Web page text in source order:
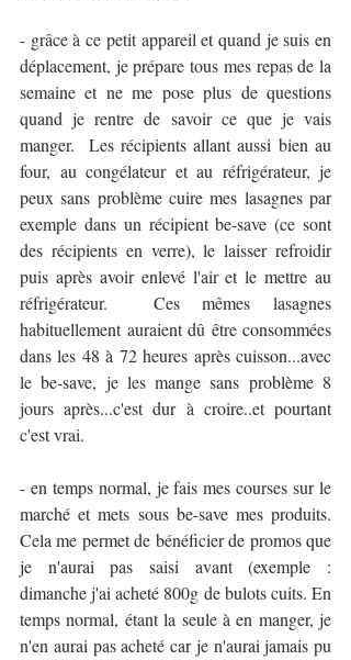
- grâce à ce petit appareil et quand je suis en
déplacement, je prépare tous mes repas de la
semaine et ne me pose plus de questions
quand je rentre de savoir ce que je vais
manger.  Les récipients allant aussi bien au
four, au congélateur et au réfrigérateur, je
peux sans problème cuire mes lasagnes par
exemple dans un récipient be-save (ce sont
des récipients en verre), le laisser refroidir
puis après avoir enlevé l'air et le mettre au
réfrigérateur.  Ces mêmes lasagnes
habituellement auraient dû être consommées
dans les 48 à 72 heures après cuisson...avec
le be-save, je les mange sans problème 8
jours après...c'est dur à croire..et pourtant
c'est vrai.
- en temps normal, je fais mes courses sur le
marché et mets sous be-save mes produits.
Cela me permet de bénéficier de promos que
je n'aurai pas saisi avant (exemple :
dimanche j'ai acheté 800g de bulots cuits. En
temps normal, étant la seule à en manger, je
n'en aurai pas acheté car je n'aurai jamais pu